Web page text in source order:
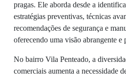
pragas. Ele aborda desde a
estratégias preventivas, técnicas
recomendações de segurança e
oferecendo uma visão abrangente
No bairro Vila Penteado, a
comerciais aumenta a necessidade